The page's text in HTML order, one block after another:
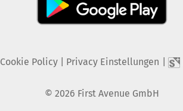
Cookie Policy| Privacy Einstellungen
© 2026 First Avenue GmbH